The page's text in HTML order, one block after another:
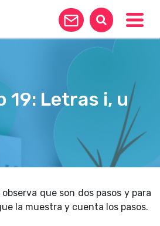
19: Letras i, u
que son dos pasos y para
la muestra y cuenta los pasos.